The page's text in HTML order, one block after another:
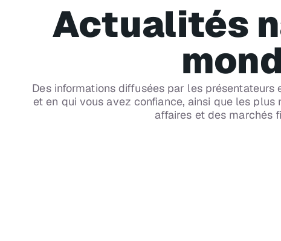
Actualités
Des informations diffusées par les présentateurs
et en qui vous avez confiance, ainsi que les
affaires et des marchés
CH 169
CBC Radio One